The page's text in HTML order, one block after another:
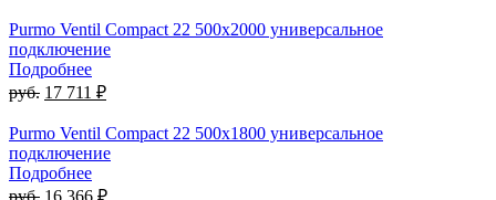
Purmo Ventil Compact 22 500х2000 универсальное
подключение
Подробнее
руб. 17 711 ₽
Purmo Ventil Compact 22 500х1800 универсальное
подключение
Подробнее